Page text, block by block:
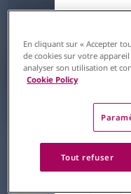
Le
Asthme
Patient
médecin
En cliquant sur « Accepter
de cookies sur votre
analyser son utilisation et
Cookie Policy
Tout refuser